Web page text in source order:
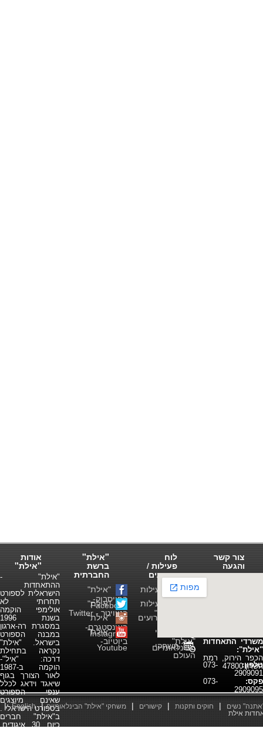
אודות
"אילת"
"אילת" -
ההתאחדות
הישראלית לספורט
תחרותי לא
אולימפי הוקמה
בשנת 1996
במסגרת רה-ארגון
במבנה הספורט
בישראל. "אילת"
נקראה בתחילת
דרכה: "איל"-
הוקמה ב-1987
לאור הצורך בגוף
שיאגד וידאג לכלל
ענפי הספורט
שאינם מיוצגים
בספורט הישראלי .
ב"אילת" חברים
כיום 30 איגודים,
"אילת"
ברשת
החברתית
"אילת"
בפייסבוק-
Facebook
"אילת"
בטוויטר - Twitter
"אילת"
באינסטגרם-
Instagram
"אילת"
ביוטיוב-
Youtube
לוח
פעילות /
אירועים
לוח פעילות
התאחדותלוח פעילות
ענפי "אילת"
לוח אירועים
משחקי
"אילת"
הבינלאומיים
משחקי
העולם
צור קשר
והגעה
משרדי התאחדות
"אילת":
הכפר הירוק, רמת
השרון 47800
טלפון:
073-
2909091
פקס:
073-
2909095
נשים | חוקים ותקנות | קישורים | משחקי "אילת" הבינלאומיים |
English
|